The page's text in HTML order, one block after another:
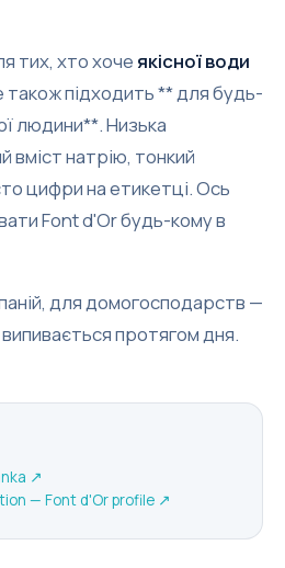
тих, хто хоче якісної води
також підходить ** для будь-
людини**. Низька
вміст натрію, тонкий
цифри на етикетці. Ось
Font d'Or будь-кому в
для домогосподарств —
протягом дня.
↗
— Font d'Or profile ↗